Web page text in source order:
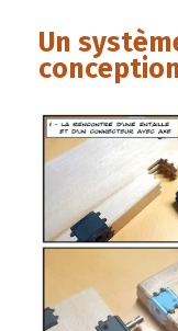
Un
conception